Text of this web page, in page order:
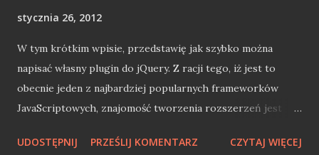
stycznia 26, 2012
W tym krótkim wpisie, przedstawię jak szybko można
napisać własny plugin do jQuery. Z racji tego, iż jest to
obecnie jeden z najbardziej popularnych frameworków
JavaScriptowych, znajomość tworzenia rozszerzeń jest
sztuki dla sztuki, stworzona wtyczka będzie coś robić. Jej
UDOSTĘPNIJ PRZEŚLIJ KOMENTARZ CZYTAJ WIĘCEJ